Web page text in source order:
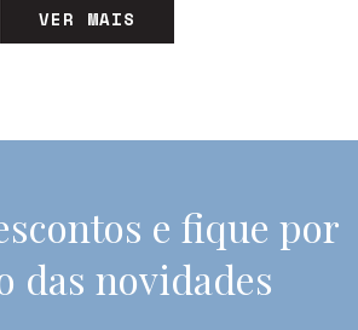
VER MAIS
e fique por
das novidades